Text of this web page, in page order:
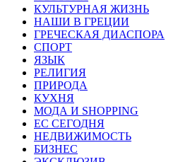
КУЛЬТУРНАЯ ЖИЗНЬ
НАШИ В ГРЕЦИИ
ГРЕЧЕСКАЯ ДИАСПОРА
СПОРТ
ЯЗЫК
РЕЛИГИЯ
ПРИРОДА
КУХНЯ
МОДА И SHOPPING
ЕС СЕГОДНЯ
НЕДВИЖИМОСТЬ
БИЗНЕС